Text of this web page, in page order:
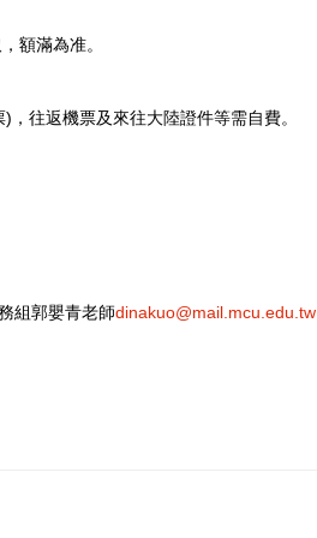
額滿為准。
往返機票及來往大陸證件等需自費。
組郭嬰青老師dinakuo@mail.mcu.edu.tw